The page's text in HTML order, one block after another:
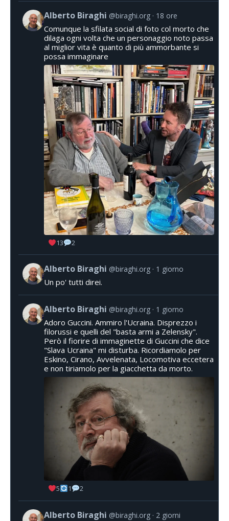
Alberto Biraghi @biraghi.org 18 ore
Comunque la sfilata social di foto col morto che
dilaga ogni volta che un personaggio noto passa
al miglior vita è quanto di più ammorbante si
possa immaginare
13 2
Alberto Biraghi @biraghi.org 1 giorno
Un po' tutti direi.
Alberto Biraghi @biraghi.org 1 giorno
Adoro Guccini. Ammiro l'Ucraina. Disprezzo i
filorussi e quelli del "basta armi a Zelensky".
Però il fiorire di immaginette di Guccini che dice
"Slava Ucraina" mi disturba. Ricordiamolo per
Eskino, Cirano, Avvelenata, Locomotiva eccetera
e non tiriamolo per la giacchetta da morto.
5 1 2
Alberto Biraghi @biraghi.org 2 giorni